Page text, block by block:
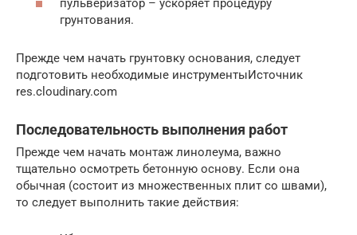
грунтования.
Прежде чем начать грунтовку основания, следует
подготовить необходимые инструментыИсточник
res.cloudinary.com
Последовательность выполнения работ
Прежде чем начать монтаж линолеума, важно
тщательно осмотреть бетонную основу. Если она
обычная (состоит из множественных плит со швами),
то следует выполнить такие действия: